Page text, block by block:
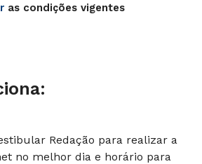
as condições vigentes
Redação para realizar a
no melhor dia e horário para